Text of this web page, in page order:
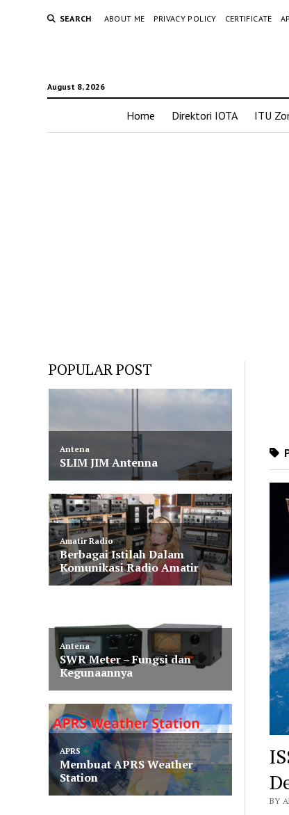
SEARCH ABOUT ME PRIVACY POLICY CERTIFICATE
August 8, 2026
Home Direktori IOTA ITU
POPULAR POST
BY